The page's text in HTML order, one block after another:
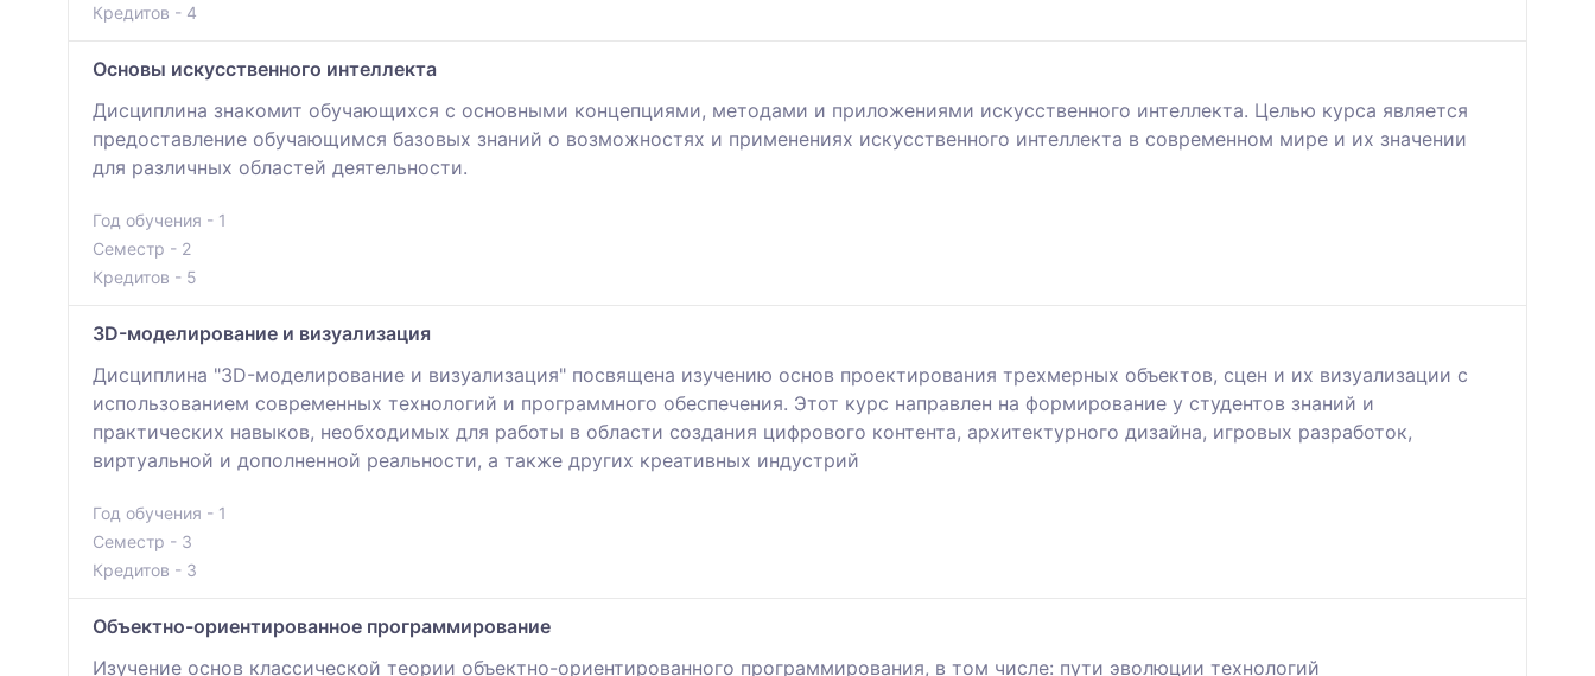
Кредитов - 4
Основы искусственного интеллекта
Дисциплина знакомит обучающихся с основными концепциями, методами и приложениями искусственного интеллекта. Целью курса является
предоставление обучающимся базовых знаний о возможностях и применениях искусственного интеллекта в современном мире и их значении
для различных областей деятельности.
Год обучения - 1
Семестр - 2
Кредитов - 5
3D-моделирование и визуализация
Дисциплина "3D-моделирование и визуализация" посвящена изучению основ проектирования трехмерных объектов, сцен и их визуализации с
использованием современных технологий и программного обеспечения. Этот курс направлен на формирование у студентов знаний и
практических навыков, необходимых для работы в области создания цифрового контента, архитектурного дизайна, игровых разработок,
виртуальной и дополненной реальности, а также других креативных индустрий
Год обучения - 1
Семестр - 3
Кредитов - 3
Объектно-ориентированное программирование
Изучение основ классической теории объектно-ориентированного программирования, в том числе: пути эволюции технологий